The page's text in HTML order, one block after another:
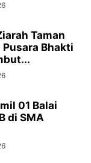
Taman
Pusara Bhakti
01 Balai
di SMA